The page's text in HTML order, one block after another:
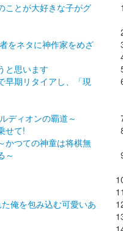
ことが大好きな子がグ
をネタに神作家をめざ
と思います
早期リタイアし、「現
ディオンの覇道～
せて!
かつての神童は将棋無
～
俺を包み込む可愛いあ